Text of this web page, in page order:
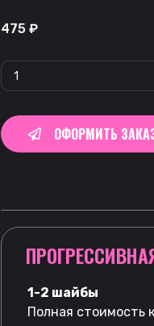
475 ₽
ОФОРМИТЬ
1-2 шайбы
Полная стоимость